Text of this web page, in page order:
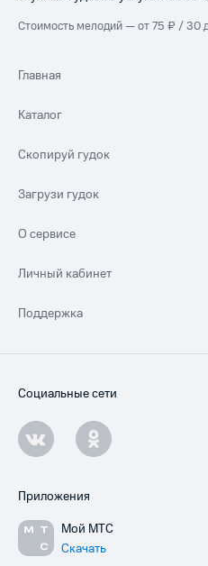
Стоимость мелодий — от 75 ₽ / 30
Главная
Каталог
Скопируй гудок
Загрузи гудок
О сервисе
Личный кабинет
Поддержка
Социальные сети
Приложения
Мой МТС
Скачать